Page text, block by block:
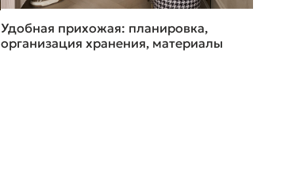
Удобная прихожая: планировка,
организация хранения, материалы